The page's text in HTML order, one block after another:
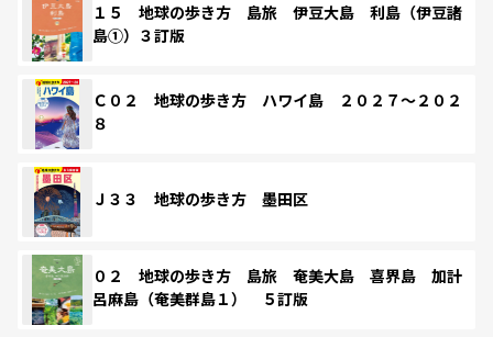
１５ 地球の歩き方 島旅 伊豆大島 利島（伊豆諸
島①）３訂版
Ｃ０２ 地球の歩き方 ハワイ島 ２０２７～２０２
８
Ｊ３３ 地球の歩き方 墨田区
０２ 地球の歩き方 島旅 奄美大島 喜界島 加計
呂麻島（奄美群島１） ５訂版